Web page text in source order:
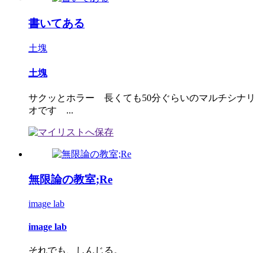
書いてある
土塊
土塊
サクッとホラー 長くても50分ぐらいのマルチシナリ
オです ...
無限論の教室;Re
image lab
image lab
それでも、しんじる。